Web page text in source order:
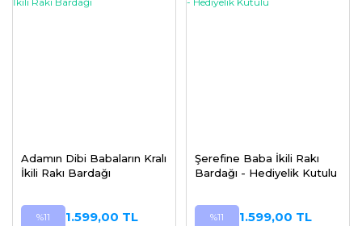
Adamın Dibi Babaların Kralı
İkili Rakı Bardağı
%11
1.599,00 TL
Şerefine Baba İkili Rakı
Bardağı - Hediyelik Kutulu
%11
1.599,00 TL